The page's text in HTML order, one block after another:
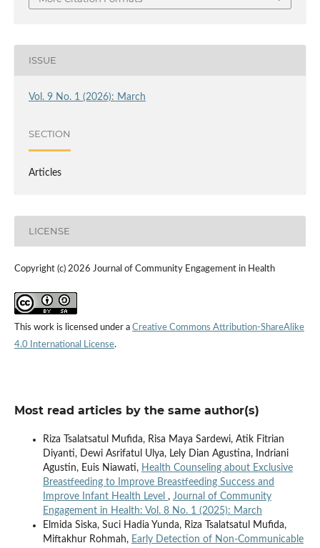
ISSUE
Vol. 9 No. 1 (2026): March
SECTION
Articles
LICENSE
Copyright (c) 2026 Journal of Community Engagement in Health
This work is licensed under a Creative Commons Attribution-ShareAlike
4.0 International License.
Most read articles by the same author(s)
Riza Tsalatsatul Mufida, Risa Maya Sardewi, Atik Fitrian
Diyanti, Dewi Asrifatul Ulya, Lely Dian Agustina, Indriani
Agustin, Euis Niawati, Health Counseling about Exclusive
Breastfeeding to Improve Breastfeeding Success and
Improve Infant Health Level , Journal of Community
Engagement in Health: Vol. 8 No. 1 (2025): March
Elmida Siska, Suci Hadia Yunda, Riza Tsalatsatul Mufida,
Miftakhur Rohmah, Early Detection of Non-Communicable